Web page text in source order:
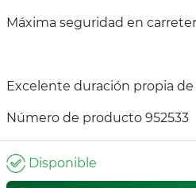
Máxima seguridad en
Excelente duración propia
Número de producto 952533
Disponible